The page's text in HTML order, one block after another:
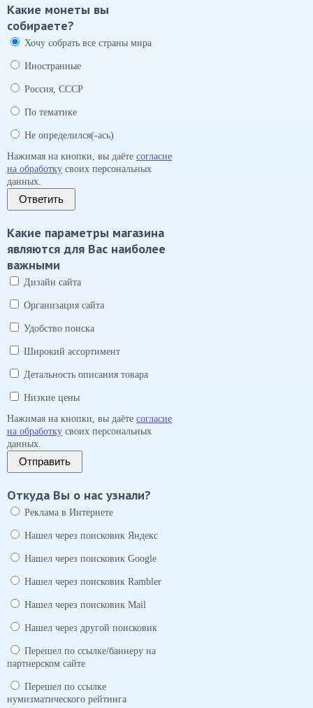
Какие монеты вы
собираете?
Хочу собрать все страны мира
Иностранные
Россия, СССР
По тематике
Не определился(-ась)
Нажимая на кнопки, вы даёте согласие
на обработку своих персональных
данных.
Ответить
Какие параметры магазина
являются для Вас наиболее
важными
Дизайн сайта
Организация сайта
Удобство поиска
Широкий ассортимент
Детальность описания товара
Низкие цены
Нажимая на кнопки, вы даёте согласие
на обработку своих персональных
данных.
Отправить
Откуда Вы о нас узнали?
Реклама в Интернете
Нашел через поисковик Яндекс
Нашел через поисковик Google
Нашел через поисковик Rambler
Нашел через поисковик Mail
Нашел через другой поисковик
Перешел по ссылке/баннеру на
партнерском сайте
Перешел по ссылке
нумизматического рейтинга